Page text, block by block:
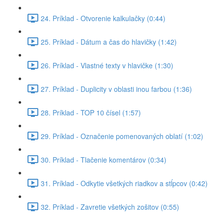
24. Príklad - Otvorenie kalkulačky (0:44)
25. Príklad - Dátum a čas do hlavičky (1:42)
26. Príklad - Vlastné texty v hlavičke (1:30)
27. Príklad - Duplicity v oblasti inou farbou (1:36)
28. Príklad - TOP 10 čísel (1:57)
29. Príklad - Označenie pomenovaných oblatí (1:02)
30. Príklad - Tlačenie komentárov (0:34)
31. Príklad - Odkytie všetkých riadkov a stĺpcov (0:42)
32. Príklad - Zavretie všetkých zošitov (0:55)